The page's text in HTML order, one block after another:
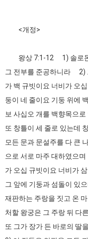
<개정>
왕상 7:1-12 1) 솔로
그 전부를 준공하니라 2)
가 백 규빗이요 너비가 오
둥이 네 줄이요 기둥 위에
보 사십오 개를 백향목으
또 창틀이 세 줄로 있는데
모든 문과 문설주를 다 큰
으로 서로 마주 대하였으
가 오십 규빗이요 너비가
그 앞에 기둥과 섬돌이 있
재판하는 주랑을 짓고 온
처할 왕궁은 그 주랑 뒤 다
또 그가 장가 든 바로의 딸